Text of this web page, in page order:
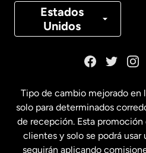
Estados
Unidos
Canadá Français
Estados Unidos
Tipo de cambio mejorado en
solo para determinados
de recepción. Esta promoción
clientes y solo se podrá usar
seguirán aplicando